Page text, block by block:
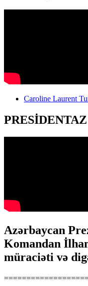
Caroline Laurent
PRESİDENTAZ
Azərbaycan
Komandan
müraciəti və